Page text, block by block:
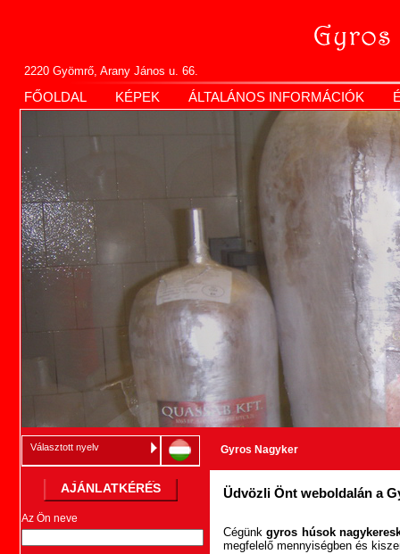
Választott nyelv
AJÁNLATKÉRÉS
Az Ön neve
Üdvözli Önt weboldalán a
Cégünkgyros húsok
megfelelő mennyiségben és
Gyros Nagyker
FŐOLDAL KÉPEK ÁLTALÁNOS INFORMÁCIÓK
2220 Gyömrő, Arany János u. 66.